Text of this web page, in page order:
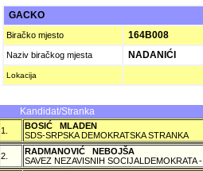
GACKO
Biračko mjesto 164B008
Naziv biračkog mjesta NADANIĆI
Lokacija
Kandidat/Stranka
1.
BOSIĆ MLADEN
SDS-SRPSKA DEMOKRATSKA STRANKA
2.
RADMANOVIĆ NEBOJŠA
SAVEZ NEZAVISNIH SOCIJALDEMOKRATA